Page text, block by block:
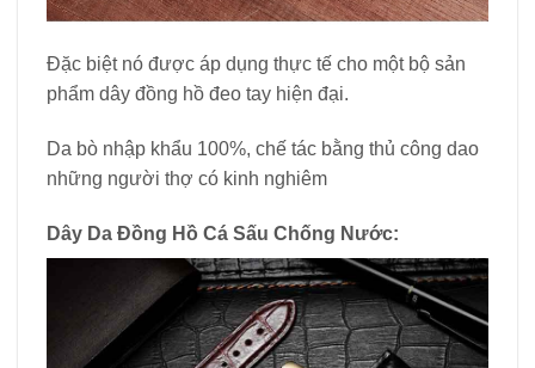
Đặc biệt nó được áp dụng thực tế cho một bộ sản
phẩm dây đồng hồ đeo tay hiện đại.
Da bò nhập khẩu 100%, chế tác bằng thủ công dao
những người thợ có kinh nghiêm
Dây Da Đồng Hồ Cá Sấu Chống Nước: